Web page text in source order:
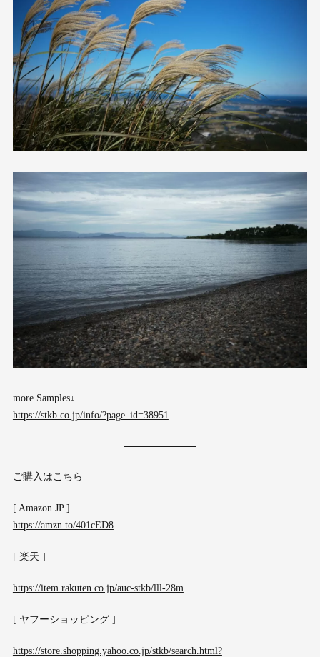
more Samples↓
https://stkb.co.jp/info/?page_id=38951
ご購入はこちら
[ Amazon JP ]
https://amzn.to/401cED8
[ 楽天 ]
https://item.rakuten.co.jp/auc-stkb/lll-28m
[ ヤフーショッピング ]
https://store.shopping.yahoo.co.jp/stkb/search.html?